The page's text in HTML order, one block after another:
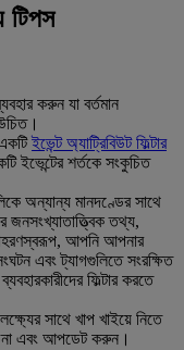
টিপস
করুন যা বর্তমান
ইভেন্ট অ্যাট্রিবিউট ফিল্টার
ইভেন্টের শর্তকে সংকুচিত
অন্যান্য মানদণ্ডের সাথে
জনসংখ্যাতাত্ত্বিক তথ্য,
আপনি আপনার
এবং ট্যাগগুলিতে সংরক্ষিত
ফিল্টার করতে
সাথে খাপ খাইয়ে নিতে
এবং আপডেট করুন।